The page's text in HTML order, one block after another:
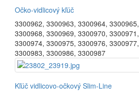
Očko-vidlicový kľúč
3300962, 3300963, 3300964, 3300965,
3300968, 3300969, 3300970, 3300971 ,
3300974, 3300975, 3300976, 3300977,
3300983, 3300986, 3300987
Kľúč vidlicovo-očkový Slim-Line